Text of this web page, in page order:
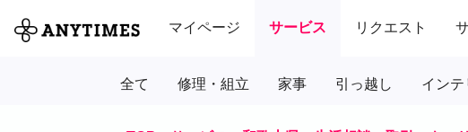
マイページ サービス リクエスト
全て 修理・組立 家事 引っ越し インテ